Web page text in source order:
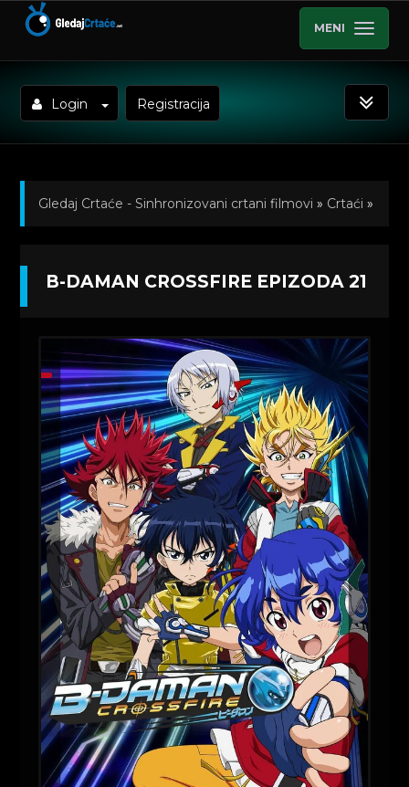
MENI
Login Registracija
Gledaj Crtaće - Sinhronizovani crtani filmovi » Crtaći »
B-DAMAN CROSSFIRE EPIZODA 21